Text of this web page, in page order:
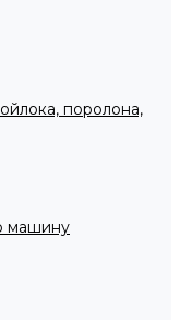
поролона,
машину